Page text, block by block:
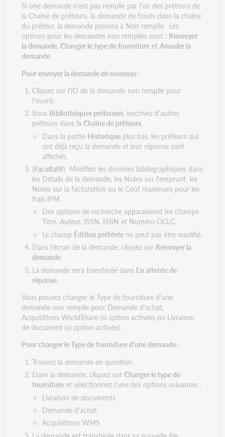
Si une demande n’est pas remplie par l’un des prêteurs de
la Chaîne de prêteurs, la demande de fonds dans la chaîne
du prêteur, la demande passera à Non remplie. Les
options pour les demandes non remplies sont : Renvoyer
la demande,Changer le type de fourniture etAnnuler la
demande.
Pour envoyer la demande de nouveau :
Cliquez sur l'ID de la demande non remplie pour
l'ouvrir.
Sous Bibliothèques prêteuses, inscrivez d'autres
prêteurs dans la Chaîne de prêteurs.
Dans la partie Historiqueplus bas, les prêteurs qui
ont déjà reçu la demande et leur réponse sont
affichés.
(Facultatif) Modifiez les données bibliographiques dans
les Détails de la demande, les Notes sur l'emprunt, les
Notes sur la facturation ou le Coût maximum pour les
frais IFM.
Des options de recherche apparaissent les champs
Titre, Auteur, ISSN, ISBN et Numéro OCLC.
Le champ Édition préféréene peut pas être modifié.
Dans l'écran de la demande, cliquez sur Renvoyer la
demande.
La demande sera transférée dans En attente de
réponse.
Vous pouvez changer le Type de fourniture d'une
demande non remplie pour Demande d'achat,
Acquisitions WorldShare (si option activée) ou Livraison
de document (si option activée).
Pour changer le Type de fourniture d'une demande :
Trouvez la demande en question.
Dans la demande, cliquez sur Changer le type de
fournitureet sélectionnez l'une des options suivantes :
Livraison de documents
Demande d'achat
Acquisitions WMS